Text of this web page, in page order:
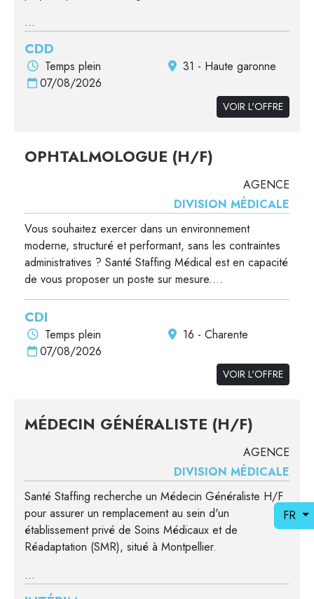
FR
...
CDD
Temps plein
31 - Haute garonne
07/08/2026
VOIR L'OFFRE
OPHTALMOLOGUE (H/F)
AGENCE
DIVISION MÉDICALE
Vous souhaitez exercer dans un environnement
moderne, structuré et performant, sans les contraintes
administratives ? Santé Staffing Médical est en capacité
de vous proposer un poste sur mesure....
CDI
Temps plein
16 - Charente
07/08/2026
VOIR L'OFFRE
MÉDECIN GÉNÉRALISTE (H/F)
AGENCE
DIVISION MÉDICALE
Santé Staffing recherche un Médecin Généraliste H/F
pour assurer un remplacement au sein d'un
établissement privé de Soins Médicaux et de
Réadaptation (SMR), situé à Montpellier.
...